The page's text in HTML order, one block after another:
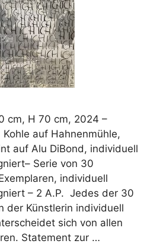
cm, H 70 cm, 2024 –
Kohle auf Hahnenmühle,
auf Alu DiBond, individuell
Serie von 30
individuell
– 2 A.P. Jedes der 30
der Künstlerin individuell
sich von allen
Statement zur …